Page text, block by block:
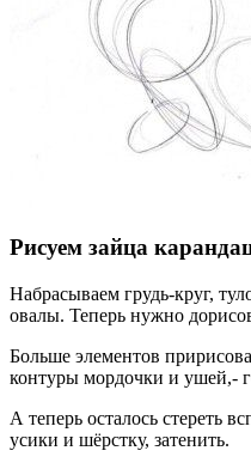
Рисуем зайца
Набрасываем грудь-круг,
овалы. Теперь нужно
Больше элементов
контуры мордочки и ушей,-
А теперь осталось стереть
усики и шёрстку, затенить.